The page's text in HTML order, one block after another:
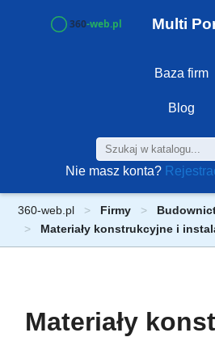
Multi
Baza firm
Blog
Nie masz konta?
360-web.pl Firmy
Materiały konstrukcyjne i
Materiały